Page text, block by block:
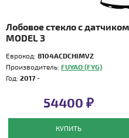
Лобовое стекло с
MODEL 3
Еврокод: 8104ACDCHIMVZ
Производитель: FUYAO (FYG)
Год: 2017 -
54400 ₽
КУПИТЬ